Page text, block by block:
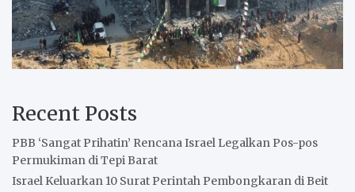
Recent Posts
PBB ‘Sangat Prihatin’ Rencana Israel Legalkan Pos-pos
Permukiman di Tepi Barat
Israel Keluarkan 10 Surat Perintah Pembongkaran di Beit